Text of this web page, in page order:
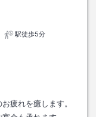
駅徒歩5分
疲れを癒します。